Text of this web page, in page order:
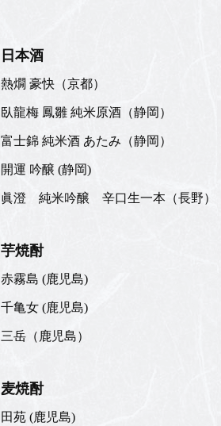
日本酒
熱燗 豪快（京都）
臥龍梅 鳳雛 純米原酒（静岡）
富士錦 純米酒 あたみ（静岡）
開運 吟醸 (静岡)
眞澄 純米吟醸 辛口生一本（長野）
芋焼酎
赤霧島 (鹿児島)
千亀女 (鹿児島)
三岳（鹿児島）
麦焼酎
田苑 (鹿児島)